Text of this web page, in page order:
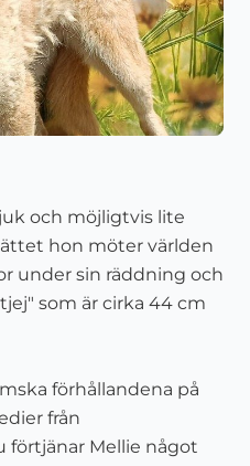
och möjligtvis lite
hon möter världen
under sin räddning och
som är cirka 44cm
förhållandena på
från
förtjänar Mellie något